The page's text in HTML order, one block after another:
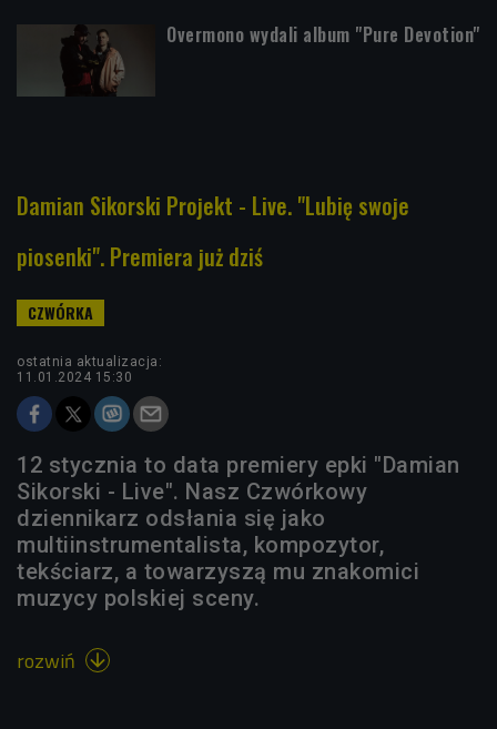
Overmono wydali album "Pure Devotion"
Damian Sikorski Projekt - Live. "Lubię swoje
piosenki". Premiera już dziś
ostatnia aktualizacja:
11.01.2024 15:30
12 stycznia to data premiery epki "Damian
Sikorski - Live". Nasz Czwórkowy
dziennikarz odsłania się jako
multiinstrumentalista, kompozytor,
tekściarz, a towarzyszą mu znakomici
muzycy polskiej sceny.
rozwiń 